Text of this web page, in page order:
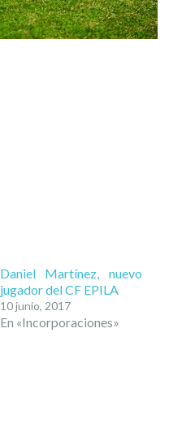
Daniel Martínez, nuevo
jugador del CF EPILA
10 junio, 2017
En «Incorporaciones»